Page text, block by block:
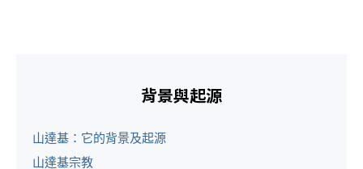
背景與起源
山達基：它的背景及起源
山達基宗教